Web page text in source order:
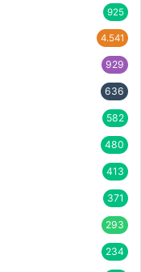
925
4.541
929
636
582
480
413
371
293
234